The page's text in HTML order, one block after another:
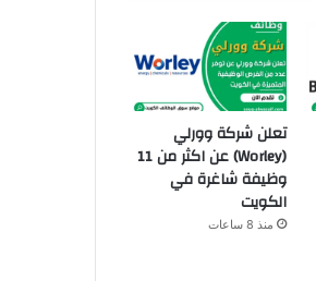
تعلن شركة وورلي
(Worley) عن اكثر من 11
وظيفة شاغرة في
الكويت
منذ 8 ساعات